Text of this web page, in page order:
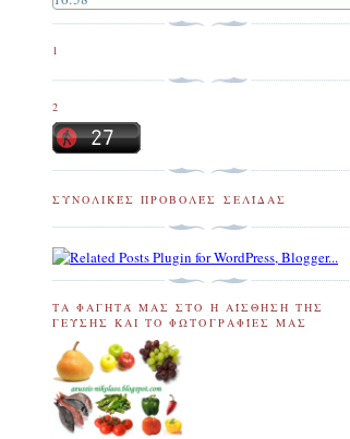
1
2
ΣΥΝΟΛΙΚΈΣ ΠΡΟΒΟΛΈΣ ΣΕΛΊΔΑΣ
ΤΑ ΦΑΓΗΤΆ ΜΑΣ ΣΤΟ Η ΑΊΣΘΗΣΗ ΤΗΣ
ΓΕΎΣΗΣ ΚΑΙ ΤΟ ΦΩΤΟΓΡΑΦΊΕΣ ΜΑΣ